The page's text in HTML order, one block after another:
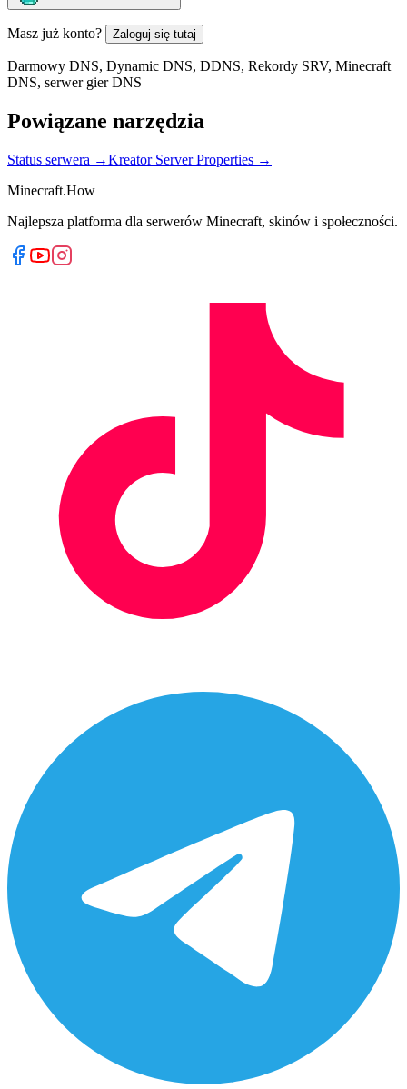
Masz już konto? Zaloguj się tutaj
Darmowy DNS, Dynamic DNS, DDNS, Rekordy SRV, Minecraft
DNS, serwer gier DNS
Powiązane narzędzia
Status serwera →Kreator Server Properties →
Minecraft.How
Najlepsza platforma dla serwerów Minecraft, skinów i społeczności.